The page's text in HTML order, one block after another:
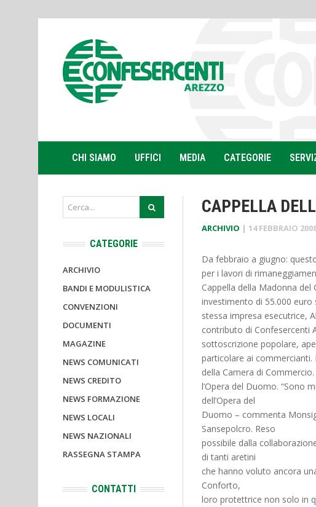
CHI SIAMO UFFICI MEDIA CATEGORIE
CAPPELLA
ARCHIVIO | 14 FEBBRAIO
Da febbraio a giugno:
per i lavori di
Cappella della Madonna del
investimento di 55.000 euro
stessa impresa esecutrice,
contributo di Confesercenti
sottoscrizione popolare,
particolare ai commercianti.
della Camera di
l’Opera del Duomo. “Sono
dell’Opera del
Duomo – commenta
Sansepolcro. Reso
possibile dalla
di tanti aretini
che hanno voluto ancora
Conforto,
loro protettrice non solo in
CATEGORIE
ARCHIVIO
BANDI E MODULISTICA
CONVENZIONI
DOCUMENTI
MAGAZINE
NEWS COMUNICATI
NEWS CREDITO
NEWS FORMAZIONE
NEWS LOCALI
NEWS NAZIONALI
RASSEGNA STAMPA
CONTATTI